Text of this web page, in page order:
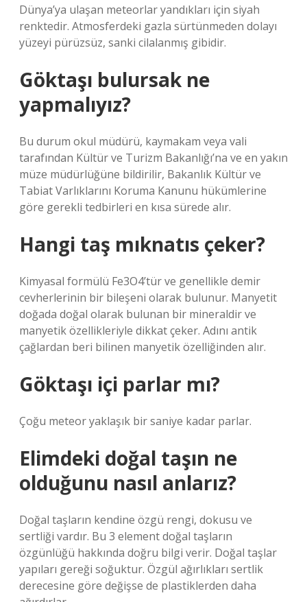
Dünya’ya ulaşan meteorlar yandıkları için siyah
renktedir. Atmosferdeki gazla sürtünmeden dolayı
yüzeyi pürüzsüz, sanki cilalanmış gibidir.
Göktaşı bulursak ne
yapmalıyız?
Bu durum okul müdürü, kaymakam veya vali
tarafından Kültür ve Turizm Bakanlığı’na ve en yakın
müze müdürlüğüne bildirilir, Bakanlık Kültür ve
Tabiat Varlıklarını Koruma Kanunu hükümlerine
göre gerekli tedbirleri en kısa sürede alır.
Hangi taş mıknatıs çeker?
Kimyasal formülü Fe3O4’tür ve genellikle demir
cevherlerinin bir bileşeni olarak bulunur. Manyetit
doğada doğal olarak bulunan bir mineraldir ve
manyetik özellikleriyle dikkat çeker. Adını antik
çağlardan beri bilinen manyetik özelliğinden alır.
Göktaşı içi parlar mı?
Çoğu meteor yaklaşık bir saniye kadar parlar.
Elimdeki doğal taşın ne
olduğunu nasıl anlarız?
Doğal taşların kendine özgü rengi, dokusu ve
sertliği vardır. Bu 3 element doğal taşların
özgünlüğü hakkında doğru bilgi verir. Doğal taşlar
yapıları gereği soğuktur. Özgül ağırlıkları sertlik
derecesine göre değişse de plastiklerden daha